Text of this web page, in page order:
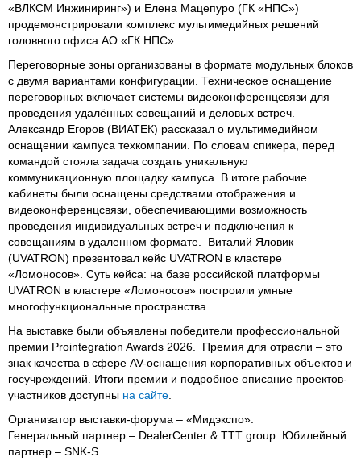
«ВЛКСМ Инжиниринг») и Елена Мацепуро (ГК «НПС»)
продемонстрировали комплекс мультимедийных решений
головного офиса АО «ГК НПС».
Переговорные зоны организованы в формате модульных блоков
с двумя вариантами конфигурации. Техническое оснащение
переговорных включает системы видеоконференцсвязи для
проведения удалённых совещаний и деловых встреч.
Александр Егоров (ВИАТЕК) рассказал о мультимедийном
оснащении кампуса техкомпании. По словам спикера, перед
командой стояла задача создать уникальную
коммуникационную площадку кампуса. В итоге рабочие
кабинеты были оснащены средствами отображения и
видеоконференцсвязи, обеспечивающими возможность
проведения индивидуальных встреч и подключения к
совещаниям в удаленном формате. Виталий Яловик
(UVATRON) презентовал кейс UVATRON в кластере
«Ломоносов». Суть кейса: на базе российской платформы
UVATRON в кластере «Ломоносов» построили умные
многофункциональные пространства.
На выставке были объявлены победители профессиональной
премии Prointegration Awards 2026. Премия для отрасли – это
знак качества в сфере AV-оснащения корпоративных объектов и
госучреждений. Итоги премии и подробное описание проектов-
участников доступны на сайте
Организатор выставки-форума – «Мидэкспо».
Генеральный партнер – DealerCenter & TTT group. Юбилейный
партнер – SNK-S.